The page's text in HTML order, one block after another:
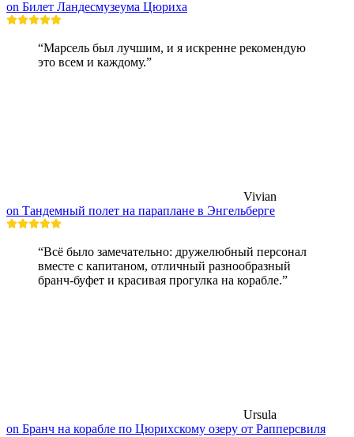
on Билет Ландесмузеума Цюриха
“Марсель был лучшим, и я искренне рекомендую
это всем и каждому.”
Vivian
on Тандемный полет на параплане в Энгельберге
“Всё было замечательно: дружелюбный персонал
вместе с капитаном, отличный разнообразный
бранч-буфет и красивая прогулка на корабле.”
Ursula
on Бранч на корабле по Цюрихскому озеру от Рапперсвиля